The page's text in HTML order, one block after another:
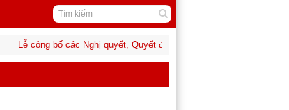
Lễ công bố các Nghị quyết, Quyết định của Trung ương và địa